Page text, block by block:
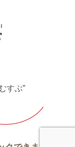
すぶ”